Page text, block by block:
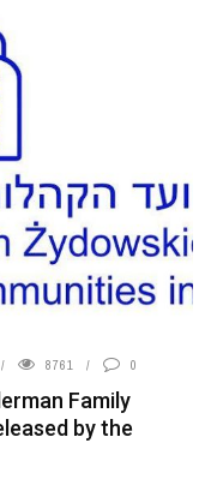
8761 0
Family
by the